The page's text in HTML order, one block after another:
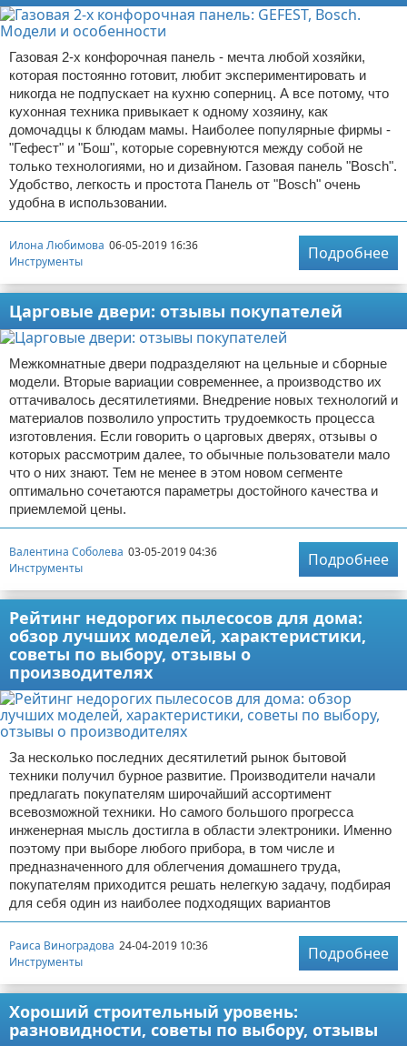
Газовая 2-х конфорочная панель - мечта любой хозяйки,
которая постоянно готовит, любит экспериментировать и
никогда не подпускает на кухню соперниц. А все потому, что
кухонная техника привыкает к одному хозяину, как
домочадцы к блюдам мамы. Наиболее популярные фирмы -
"Гефест" и "Бош", которые соревнуются между собой не
только технологиями, но и дизайном. Газовая панель "Bosch".
Удобство, легкость и простота Панель от "Bosch" очень
удобна в использовании.
Илона Любимова 06-05-2019 16:36
Инструменты
Подробнее
Царговые двери: отзывы покупателей
Межкомнатные двери подразделяют на цельные и сборные
модели. Вторые вариации современнее, а производство их
оттачивалось десятилетиями. Внедрение новых технологий и
материалов позволило упростить трудоемкость процесса
изготовления. Если говорить о царговых дверях, отзывы о
которых рассмотрим далее, то обычные пользователи мало
что о них знают. Тем не менее в этом новом сегменте
оптимально сочетаются параметры достойного качества и
приемлемой цены.
Валентина Соболева 03-05-2019 04:36
Инструменты
Подробнее
Рейтинг недорогих пылесосов для дома:
обзор лучших моделей, характеристики,
советы по выбору, отзывы о
производителях
За несколько последних десятилетий рынок бытовой
техники получил бурное развитие. Производители начали
предлагать покупателям широчайший ассортимент
всевозможной техники. Но самого большого прогресса
инженерная мысль достигла в области электроники. Именно
поэтому при выборе любого прибора, в том числе и
предназначенного для облегчения домашнего труда,
покупателям приходится решать нелегкую задачу, подбирая
для себя один из наиболее подходящих вариантов
Раиса Виноградова 24-04-2019 10:36
Инструменты
Подробнее
Хороший строительный уровень:
разновидности, советы по выбору, отзывы